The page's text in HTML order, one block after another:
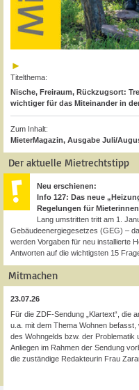
Titelthema:
Nische, Freiraum, Rückzugsort:
wichtiger für das Miteinander in
Zum Inhalt:
MieterMagazin, Ausgabe Juli/
Der aktuelle Mietrechtstipp
Neu erschienen:
Info 127: Das neue
Regelungen für
Lang umstritten tritt am 1.
Gebäudeenergiegesetzes (GEG) –
werden Vorgaben für neu installierte
Antworten auf die wichtigsten 15
Mitmachen
23.07.26
Für die ZDF-Sendung „Klartext“, die
u.a. mit dem Thema Wohnen
des Wohngelds bzw. der
Anliegen im Rahmen der Sendung
die zuständige Redakteurin Frau